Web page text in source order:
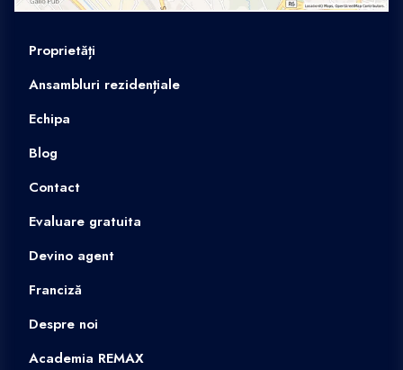
Proprietăți
Ansambluri rezidențiale
Echipa
Blog
Contact
Evaluare gratuita
Devino agent
Franciză
Despre noi
Academia REMAX